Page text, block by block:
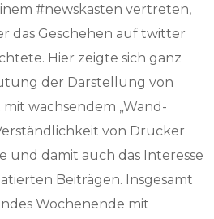
#newskasten vertreten,
das Geschehen auf twitter
Hier zeigte sich ganz
der Darstellung von
wachsendem „Wand-
von Drucker
und damit auch das Interesse
Beiträgen. Insgesamt
Wochenende mit